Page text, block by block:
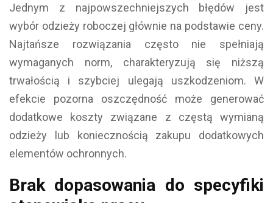
Jednym z najpowszechniejszych błędów jest
wybór odzieży roboczej głównie na podstawie ceny.
Najtańsze rozwiązania często nie spełniają
wymaganych norm, charakteryzują się niższą
trwałością i szybciej ulegają uszkodzeniom. W
efekcie pozorna oszczędność może generować
dodatkowe koszty związane z częstą wymianą
odzieży lub koniecznością zakupu dodatkowych
elementów ochronnych.
Brak dopasowania do specyfiki